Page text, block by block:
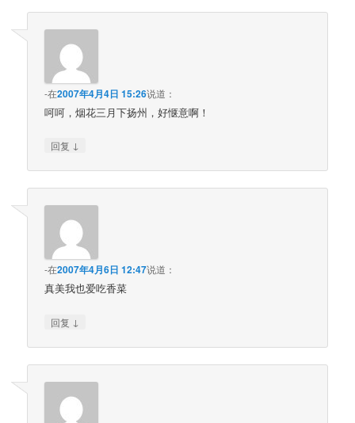
-在2007年4月4日 15:26说道：
呵呵，烟花三月下扬州，好惬意啊！
回复 ↓
-在2007年4月6日 12:47说道：
真美我也爱吃香菜
回复 ↓